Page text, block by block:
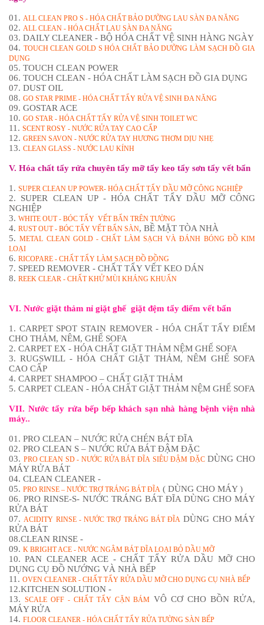
01. ALL CLEAN PRO S - HÓA CHẤT BẢO DƯỠNG LAU SÀN ĐA NĂNG
02. ALL CLEAN - HÓA CHẤT LAU SÀN ĐA NĂNG
03. DAILY CLEANER - BỘ HÓA CHẤT VỆ SINH HÀNG NGÀY
04. TOUCH CLEAN GOLD S HÓA CHẤT BẢO DƯỠNG LÀM SẠCH ĐỒ GIA
DỤNG
05. TOUCH CLEAN POWER
06. TOUCH CLEAN - HÓA CHẤT LÀM SẠCH ĐỒ GIA DỤNG
07. DUST OIL
08. GO STAR PRIME - HÓA CHẤT TẨY RỬA VỆ SINH ĐA NĂNG
09. GOSTAR ACE
10. GO STAR - HÓA CHẤT TẨY RỬA VỆ SINH TOILET WC
11. SCENT ROSY - NƯỚC RỬA TAY CAO CẤP
12. GREEN SAVON - NƯỚC RỬA TAY HƯƠNG THƠM DỊU NHẸ
13. CLEAN GLASS - NƯỚC LAU KÍNH
V. Hóa chất tẩy rửa chuyên tẩy mỡ tẩy keo tẩy sơn tẩy vết bẩn
1. SUPER CLEAN UP POWER- HÓA CHẤT TẨY DẦU MỠ CÔNG NGHIỆP
2. SUPER CLEAN UP - HÓA CHẤT TẨY DẦU MỠ CÔNG
NGHIỆP
3. WHITE OUT - BÓC TẨY VẾT BẨN TRÊN TƯỜNG
4. RUST OUT - BÓC TẨY VẾT BẨN SÀN, BỀ MẶT TÒA NHÀ
5.METAL CLEAN GOLD - CHẤT LÀM SẠCH VÀ ĐÁNH BÓNG ĐỒ KIM
LOẠI
6. RICOPARE - CHẤT TẨY LÀM SẠCH ĐỒ ĐỒNG
7. SPEED REMOVER - CHẤT TẨY VẾT KEO DÁN
8. REEK CLEAR - CHẤT KHỬ MÙI KHÁNG KHUẨN
VI. Nước giặt thảm nỉ giặt ghế giặt đệm tẩy điểm vết bẩn
1. CARPET SPOT STAIN REMOVER - HÓA CHẤT TẨY ĐIỂM
CHO THẢM, NÊM, GHẾ SOFA
2. CARPET EX - HÓA CHẤT GIẶT THẢM NỆM GHẾ SOFA
3. RUGSWILL - HÓA CHẤT GIẶT THẢM, NÊM GHẾ SOFA
CAO CẤP
4. CARPET SHAMPOO – CHẤT GIẶT THẢM
5. CARPET CLEAN - HÓA CHẤT GIẶT THẢM NỆM GHẾ SOFA
VII. Nước tẩy rửa bếp bếp khách sạn nhà hàng bệnh viện nhà
máy..
01. PRO CLEAN – NƯỚC RỬA CHÉN BÁT ĐĨA
02. PRO CLEAN S – NƯỚC RỬA BÁT ĐẬM ĐẶC
03. PRO CLEAN SD - NƯỚC RỬA BÁT ĐĨA SIÊU ĐẬM ĐẶCDÙNG CHO
MÁY RỬA BÁT
04. CLEAN CLEANER -
05. PRO RINSE – NƯỚC TRỢ TRÁNG BÁT ĐĨA ( DÙNG CHO MÁY )
06. PRO RINSE-S- NƯỚC TRÁNG BÁT ĐĨA DÙNG CHO MÁY
RỬA BÁT
07.ACIDITY RINSE - NƯỚC TRỢ TRÁNG BÁT ĐĨA DÙNG CHO MÁY
RỬA BÁT
08.CLEAN RINSE -
09. K BRIGHT ACE - NƯỚC NGÂM BÁT ĐĨA LOẠI BỎ DẦU MỠ
10. PAN CLEANER ACE - CHẤT TẨY RỬA DẦU MỠ CHO
DỤNG CỤ ĐỒ NƯỚNG VÀ NHÀ BẾP
11. OVEN CLEANER - CHẤT TẨY RỬA DẦU MỠ CHO DỤNG CỤ NHÀ BẾP
12.KITCHEN SOLUTION -
13. SCALE OFF - CHẤT TẨY CẶN BÁM VÔ CƠ CHO BỒN RỬA,
MÁY RỬA
14. FLOOR CLEANER - HÓA CHẤT TẨY RỬA TƯỜNG SÀN BẾP